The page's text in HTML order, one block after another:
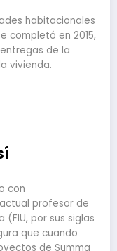
habitacionales
completó en 2015,
de la
vivienda.
con
profesor de
(FIU, por sus siglas
que cuando
de Summa